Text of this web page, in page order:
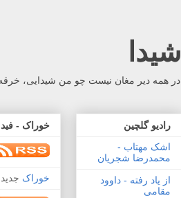
شیدا
در همه دیر مغان نیست چو من شیدایی، خرقه
رادیو گلچین
اشک مهتاب -
محمدرضا شجریان
از یاد رفته - داوود
مقامی
خوراک - فید
خوراک